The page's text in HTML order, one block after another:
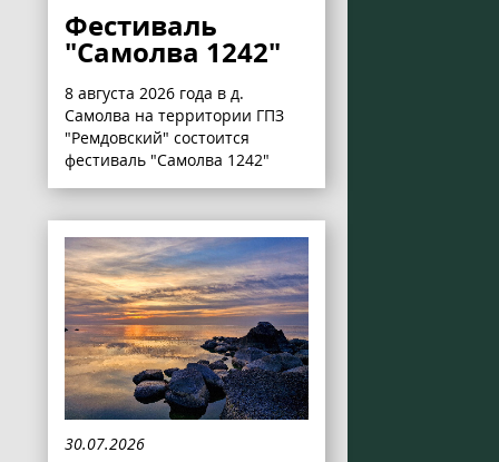
Фестиваль
"Самолва 1242"
8 августа 2026 года в д.
Самолва на территории ГПЗ
"Ремдовский" состоится
фестиваль "Самолва 1242"
30.07.2026